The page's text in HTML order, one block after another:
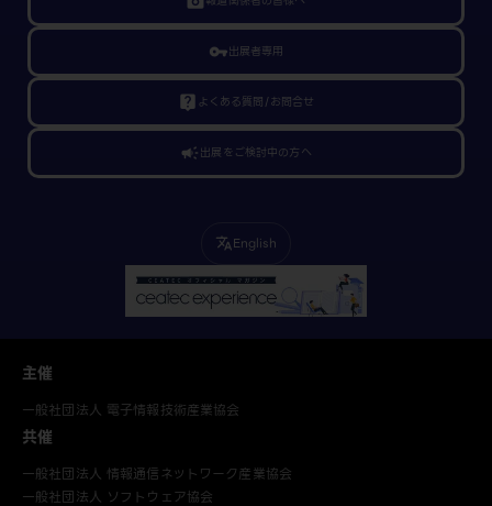
vpn_key出展者専用
live_help よくある質問/お問合せ
campaign出展をご検討中の方へ
translateEnglish
主催
一般社団法人 電子情報技術産業協会
共催
一般社団法人 情報通信ネットワーク産業協会
一般社団法人 ソフトウェア協会